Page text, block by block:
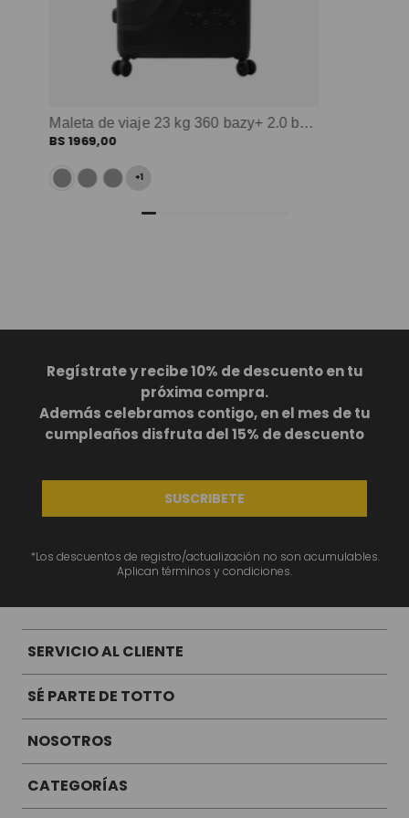
Maleta de viaje 23 kg 360 bazy+ 2.0 bodega negro color: negro
BS 1969,00
+1
Regístrate y recibe 10% de descuento en tu
próxima compra.
Además celebramos contigo, en el mes de tu
cumpleaños disfruta del 15% de descuento
SUSCRIBETE
*Los descuentos de registro/actualización no son acumulables.
Aplican términos y condiciones.
SERVICIO AL CLIENTE
SÉ PARTE DE TOTTO
NOSOTROS
CATEGORÍAS